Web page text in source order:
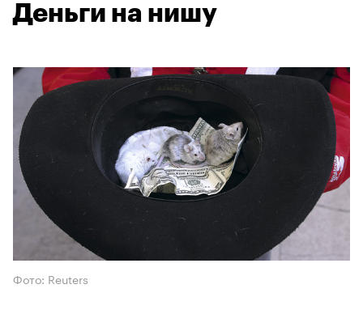
Деньги на нишу
Фото: Reuters